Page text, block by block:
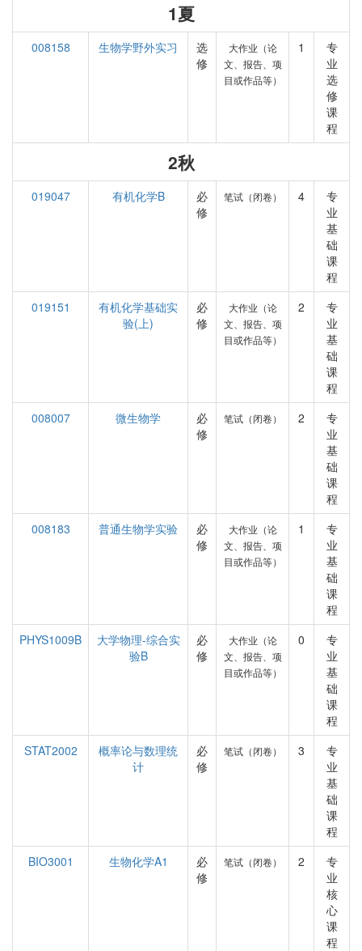
1夏
008158 生物学野外实习
选
修
大作业（论
文、报告、项
目或作品等）
1
专
业
选
修
课
程
2秋
019047 有机化学B
必
修
笔试（闭卷） 4
专
业
基
础
课
程
019151
有机化学基础实
验(上)
必
修
大作业（论
文、报告、项
目或作品等）
2
专
业
基
础
课
程
008007
微生物学
必
修
笔试（闭卷） 2
专
业
基
础
课
程
008183
普通生物学实验
必
修
大作业（论
文、报告、项
目或作品等）
1
专
业
基
础
课
程
PHYS1009B
大学物理-综合实
验B
必
修
大作业（论
文、报告、项
目或作品等）
0
专
业
基
础
课
程
STAT2002
概率论与数理统
计
必
修
笔试（闭卷） 3
专
业
基
础
课
程
BIO3001
生物化学A1
必
修
笔试（闭卷） 2
专
业
核
心
课
程